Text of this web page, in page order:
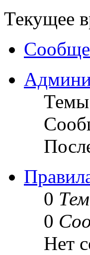
Текущее
Темы
0
0
Нет